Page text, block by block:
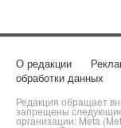
О редакции
обработки данных
Редакция обращает
запрещены следующие
организации: Meta